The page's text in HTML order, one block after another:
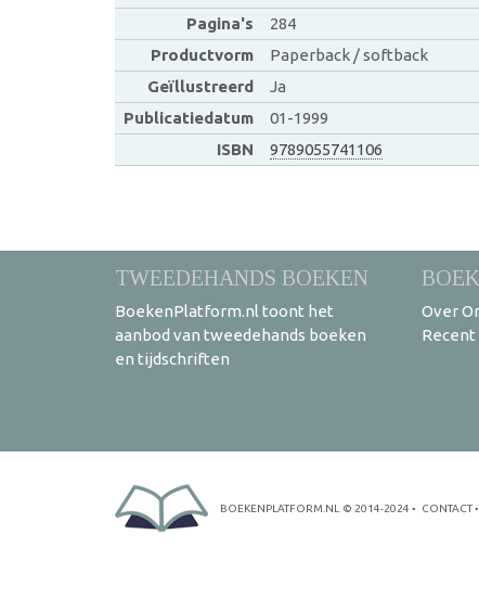
Pagina's
284
Productvorm
Paperback / softback
Geïllustreerd
Ja
Publicatiedatum
01-1999
ISBN
9789055741106
TWEEDEHANDS BOEKEN
BoekenPlatform.nl toont het
aanbod van tweedehands boeken
en tijdschriften
Over
BOEKENPLATFORM.NL © 2014-2024 • CONTACT•